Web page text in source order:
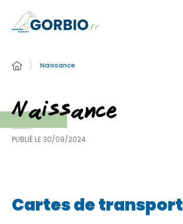
Naissance
Naissance
PUBLIÉ LE30/09/2024
Cartes de transport